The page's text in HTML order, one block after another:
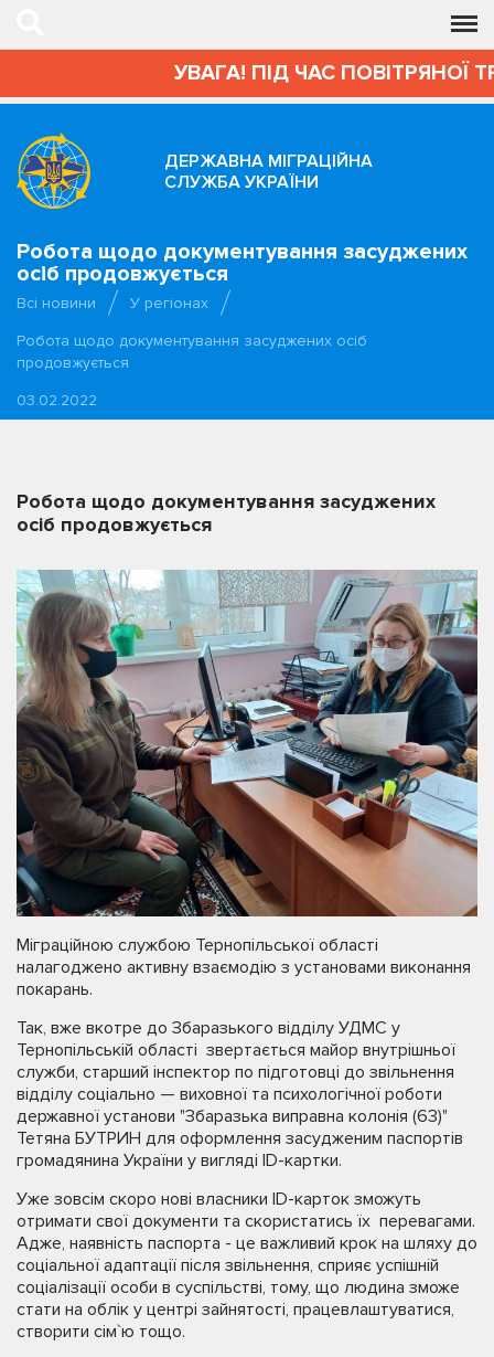
УВАГА! ПІД ЧАС ПОВІТРЯНОЇ
ДЕРЖАВНА МІГРАЦІЙНА
СЛУЖБА УКРАЇНИ
Робота щодо документування засуджених
осіб продовжується
Всі новини
У регіонах
Робота щодо документування засуджених осіб
продовжується
03.02.2022
Робота щодо документування засуджених
осіб продовжується
Міграційною службою Тернопільської області
налагоджено активну взаємодію з установами виконання
покарань.
Так, вже вкотре до Збаразького відділу УДМС у
Тернопільській області звертається майор внутрішньої
служби, старший інспектор по підготовці до звільнення
відділу соціально — виховної та психологічної роботи
державної установи "Збаразька виправна колонія (63)"
Тетяна БУТРИН для оформлення засудженим паспортів
громадянина України у вигляді ID-картки.
Уже зовсім скоро нові власники ID-карток зможуть
отримати свої документи та скористатись їх перевагами.
Адже, наявність паспорта - це важливий крок на шляху до
соціальної адаптації після звільнення, сприяє успішній
соціалізації особи в суспільстві, тому, що людина зможе
стати на облік у центрі зайнятості, працевлаштуватися,
створити сім`ю тощо.